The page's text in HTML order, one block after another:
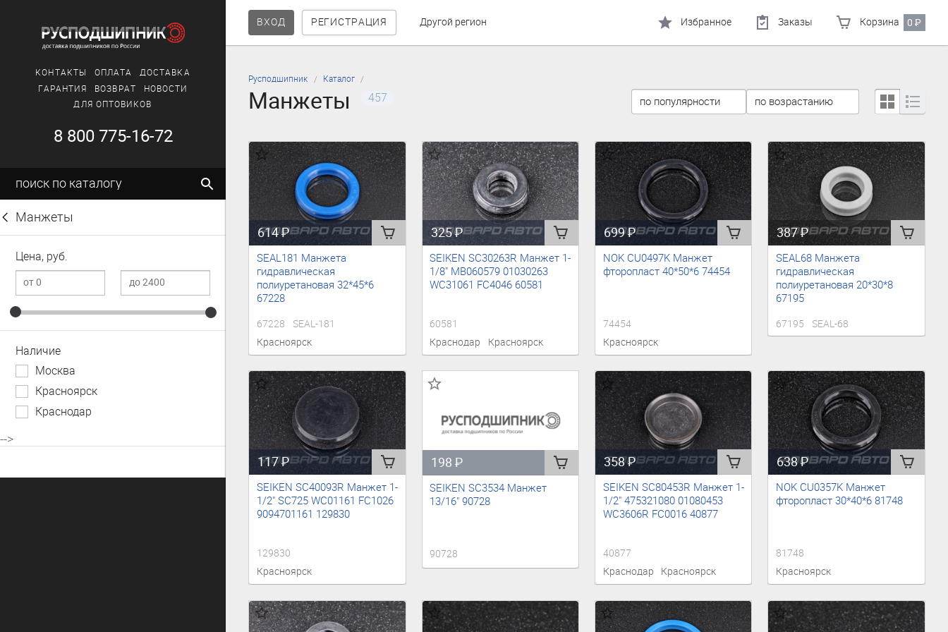
ВХОД РЕГИСТРАЦИЯ Другой регион Избранное Заказы Корзина 0₽
КОНТАКТЫ ОПЛАТА
ДОСТАВКА
ГАРАНТИЯ
ВОЗВРАТ
НОВОСТИ
ДЛЯ ОПТОВИКОВ
8 800 775-16-72
поиск по каталогу
Манжеты
Цена, руб.
Наличие
Москва
Красноярск
Краснодар
-->
Русподшипник Каталог
Манжеты 457
614₽
SEAL181 Манжета
гидравлическая
полиуретановая 32*45*6
67228
67228
SEAL-181
Красноярск
325₽
SEIKEN SC30263R Манжет 1-
1/8" MB060579 01030263
WC31061 FC4046 60581
60581
Краснодар
Красноярск
699₽
NOK CU0497K Манжет
фторопласт 40*50*6 74454
74454
Красноярск
387₽
SEAL68 Манжета
гидравлическая
полиуретановая 20*30*8
67195
67195 SEAL-68
117₽
SEIKEN SC40093R Манжет 1-
1/2" SC725 WC01161 FC1026
9094701161 129830
129830
Красноярск
198 ₽
SEIKEN SC3534 Манжет
13/16" 90728
90728
358₽
SEIKEN SC80453R Манжет 1-
1/2" 475321080 01080453
WC3606R FC0016 40877
40877
Краснодар
Красноярск
638₽
NOK CU0357K Манжет
фторопласт 30*40*6 81748
81748
Красноярск